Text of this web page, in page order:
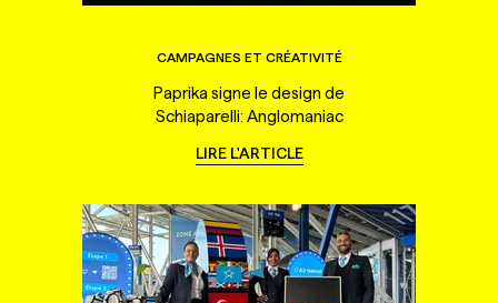
CAMPAGNES ET CRÉATIVITÉ
Paprika signe le design de
Schiaparelli: Anglomaniac
LIRE L'ARTICLE